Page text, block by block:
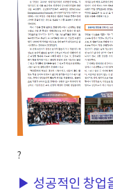
?
▶ 성공적인 창업